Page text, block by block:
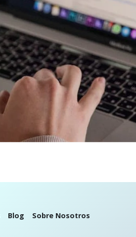
Blog Sobre Nosotros